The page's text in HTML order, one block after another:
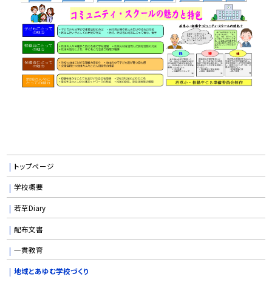
トップページ
学校概要
若草Diary
配布文書
一貫教育
地域とあゆむ学校づくり